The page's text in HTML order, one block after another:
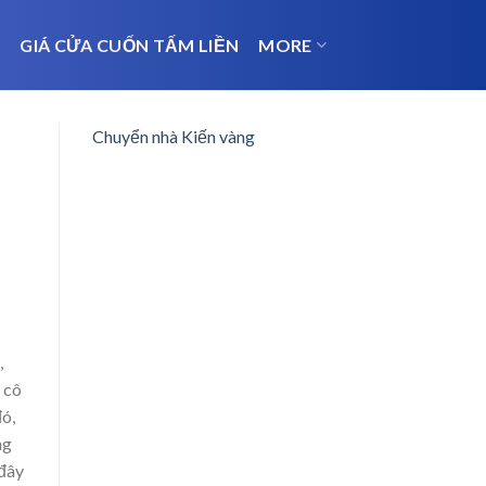
GIÁ CỬA CUỐN TẤM LIỀN MORE
Chuyển nhà Kiến vàng